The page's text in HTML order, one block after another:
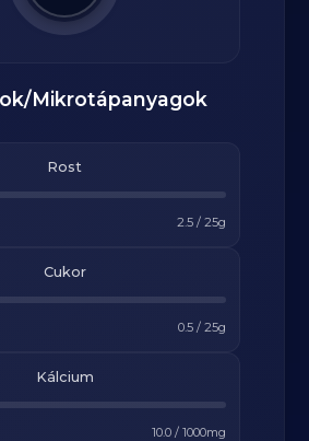
Mikrotápanyagok
Rost
2.5/ 25g
Cukor
0.5/ 25g
Kálcium
10.0/ 1000mg